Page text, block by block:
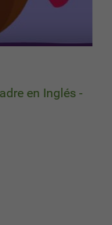
en Inglés -